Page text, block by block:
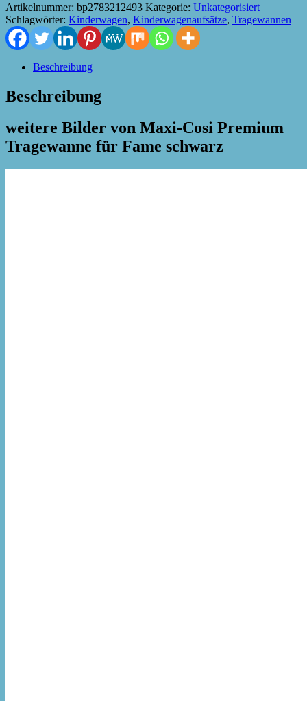
Artikelnummer: bp2783212493 Kategorie: Unkategorisiert
Schlagwörter: Kinderwagen, Kinderwagenaufsätze, Tragewannen
Beschreibung
Beschreibung
weitere Bilder von Maxi-Cosi Premium
Tragewanne für Fame schwarz